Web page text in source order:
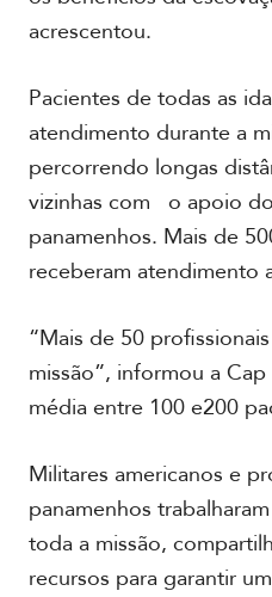
R
e
p
o
acrescentou.
Pacientes de todas as
atendimento durante a
percorrendo longas
vizinhas com o apoio
panamenhos. Mais de
receberam atendimento
“Mais de 50
missão”, informou a
média entre 100 e200
Militares americanos e
panamenhos
toda a missão,
recursos para garantir